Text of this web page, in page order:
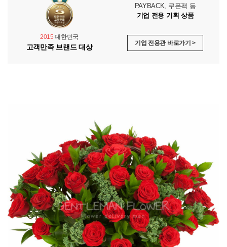
2015 대한민국
고객만족 브랜드 대상
PAYBACK, 쿠폰팩 등
기업 전용 기획 상품
기업 전용관 바로가기 >